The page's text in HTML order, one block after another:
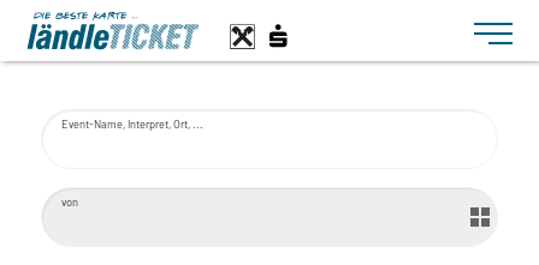
Toggle
Event-Name, Interpret, Ort, ...
von